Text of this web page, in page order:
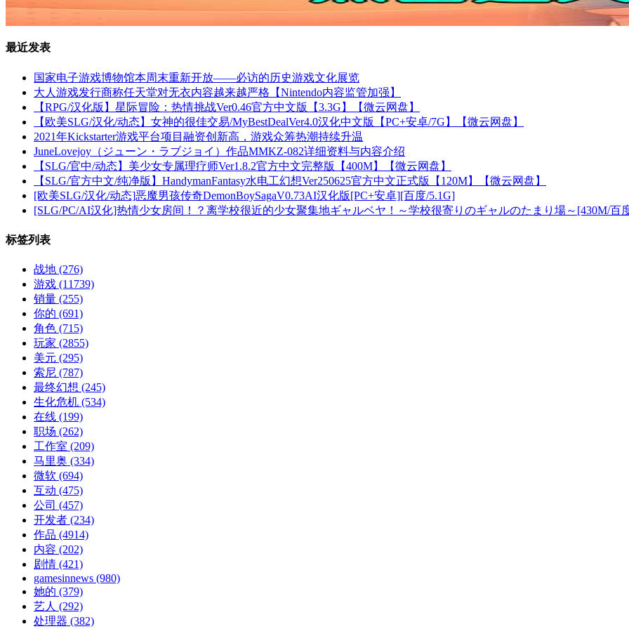
最近发表
国家电子游戏博物馆本周末重新开放——必访的历史游戏文化展览
大人游戏发行商称任天堂对无衣内容越来越严格【Nintendo内容监管加强】
【RPG/汉化版】星际冒险：热情挑战Ver0.46官方中文版【3.3G】【微云网盘】
【欧美SLG/汉化/动态】女神的很佳交易/MyBestDealVer4.0汉化中文版【PC+安卓/7G】【微云网盘】
2021年Kickstarter游戏平台项目融资创新高，游戏众筹热潮持续升温
JuneLovejoy（ジューン・ラブジョイ）作品MMKZ-082详细资料与内容介绍
【SLG/官中/动态】美少女专属理疗师Ver1.8.2官方中文完整版【400M】【微云网盘】
【SLG/官方中文/纯净版】HandymanFantasy水电工幻想Ver250625官方中文正式版【120M】【微云网盘】
[欧美SLG/汉化/动态]恶魔男孩传奇DemonBoySagaV0.73AI汉化版[PC+安卓][百度/5.1G]
[SLG/PC/AI汉化]热情少女房间！？离学校很近的少女聚集地ギャルベヤ！～学校很寄りのギャルのたまり場～[430M/百
标签列表
战地 (276)
游戏 (11739)
销量 (255)
你的 (691)
角色 (715)
玩家 (2855)
美元 (295)
索尼 (787)
最终幻想 (245)
生化危机 (534)
在线 (199)
职场 (262)
工作室 (209)
马里奥 (334)
微软 (694)
互动 (475)
公司 (457)
开发者 (234)
作品 (4914)
内容 (202)
剧情 (421)
gamesinnews (980)
她的 (379)
艺人 (292)
处理器 (382)